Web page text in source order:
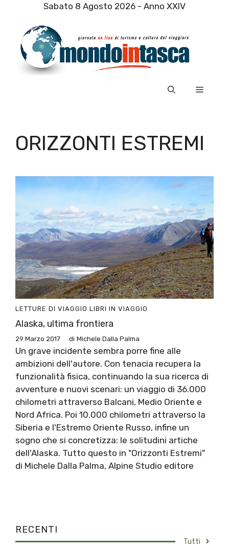
contenuto
Sabato 8 Agosto 2026 - Anno XXIV
Menu
ORIZZONTI ESTREMI
LETTURE DI VIAGGIO LIBRI IN VIAGGIO
Alaska, ultima frontiera
29 Marzo 2017 di Michele Dalla Palma
Un grave incidente sembra porre fine alle
ambizioni dell'autore. Con tenacia recupera la
funzionalità fisica, continuando la sua ricerca di
avventure e nuovi scenari: un viaggio di 36.000
chilometri attraverso Balcani, Medio Oriente e
Nord Africa. Poi 10.000 chilometri attraverso la
Siberia e l'Estremo Oriente Russo, infine un
sogno che si concretizza: le solitudini artiche
dell'Alaska. Tutto questo in "Orizzonti Estremi"
di Michele Dalla Palma, Alpine Studio editore
RECENTI
Tutti